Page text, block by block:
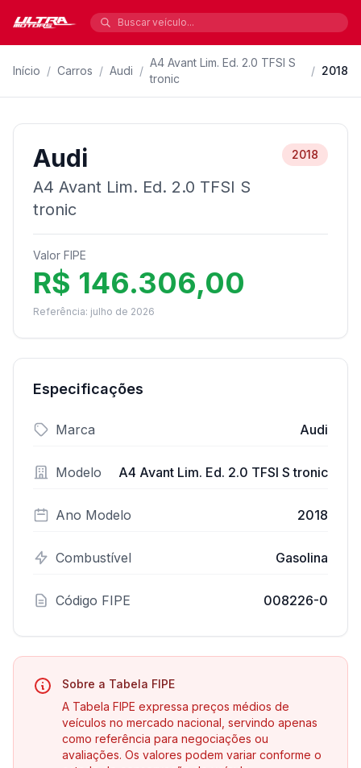
Início / Carros / Audi /
A4 Avant Lim. Ed. 2.0 TFSI S
tronic
/ 2018
Audi
A4 Avant Lim. Ed. 2.0 TFSI S
tronic
2018
Valor FIPE
R$ 146.306,00
Referência: julho de 2026
Especificações
Marca Audi
Modelo A4 Avant Lim. Ed. 2.0 TFSI S tronic
Ano Modelo 2018
Combustível Gasolina
Código FIPE 008226-0
Sobre a Tabela FIPE
A Tabela FIPE expressa preços médios de
veículos no mercado nacional, servindo apenas
como referência para negociações ou
avaliações. Os valores podem variar conforme o